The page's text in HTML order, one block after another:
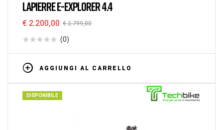
LAPIERRE E-EXPLORER 4.4
€2.799,00
€ 2.200,00
(0)
AGGIUNGI AL CARRELLO
DISPONIBILE